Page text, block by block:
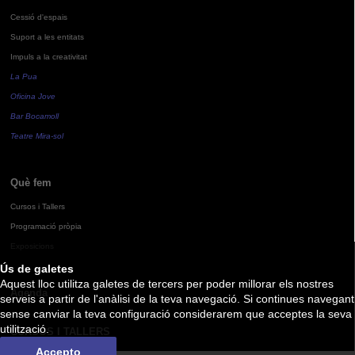
Ús de galetes
Aquest lloc utilitza galetes de tercers per poder millorar els nostres
serveis a partir de l'anàlisi de la teva navegació. Si continues navegant
sense canviar la teva configuració considerarem que acceptes la seva
utilització.
Accepto
Cessió d'espais
Suport a les entitats
Impuls a la creativitat
La Pua
Oficina Jove
Bar Bocamoll
Teatre Mira-sol
Què fem
Cursos i Tallers
Programació pròpia
Agenda
CURSOS I TALLERS